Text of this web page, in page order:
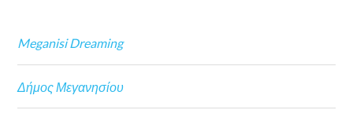
Meganisi Dreaming
Δήμος Μεγανησίου